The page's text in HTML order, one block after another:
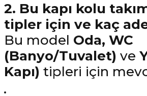
2. Bu kapı kolu
tipler için ve kaç
Bu model Oda, WC
(Banyo/Tuvalet) ve
Kapı) tipleri için